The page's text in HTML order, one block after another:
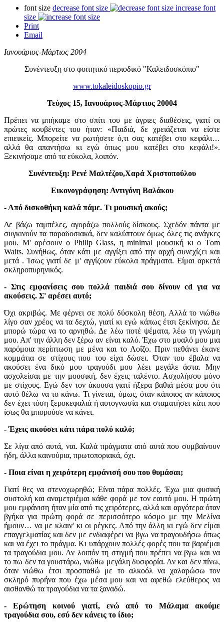
font size decrease font size
increase font
size
Print
Email
Ιανουάριος-Μάρτιος 2004
Συνέντευξη στο φοιτητικό περιοδικό "Καλειδοσκόπιο"
www.tokaleidoskopio.gr
Τεύχος 15, Ιανουάριος-Μάρτιος 20004
Πρέπει να μπήκαμε στο σπίτι του με άγριες διαθέσεις, γιατί οι
πρώτες κουβέντες του ήταν: «Παιδιά, δε χρειάζεται να είστε
επιεικείς. Μπορείτε να ρωτήσετε ό,τι σας κατέβει στο κεφάλι…
αλλά θα απαντήσω κι εγώ όπως μου κατέβει στο κεφάλι!».
Ξεκινήσαμε από τα εύκολα, λοιπόν.
Συνέντευξη: Ρενέ Μαλτέζου,Χαρά Χριστοπούλου
Εικονογράφηση: Αντιγόνη Βαλάκου
- Από δισκοθήκη καλά πάμε. Τι μουσική ακούς;
Δε βάζω ταμπέλες, αγοράζω πολλούς δίσκους. Σχεδόν πάντα με
συγκινούν τα παραδοσιακά, δεν καλύπτουν όμως όλες τις ανάγκες
μου. Μ' αρέσουν ο Philip Glass, η minimal μουσική κι ο Tοm
Waits. Συνήθως, όταν κάτι με αγγίξει από την αρχή συνεχίζει και
μετά . Ίσως γιατί δε μ' αγγίζουν εύκολα πράγματα. Είμαι αρκετά
σκληροπυρηνικός.
- Στις εμφανίσεις σου πολλά παιδιά σου δίνουν cd για να
ακούσεις. Σ' αρέσει αυτό;
Όχι ακριβώς. Με φέρνει σε πολύ δύσκολη θέση. Αλλά το νιώθω
λίγο σαν χρέος να τα δεχτώ, γιατί κι εγώ κάπως έτσι ξεκίνησα. Δε
μπορώ τώρα να το αρνηθώ. Δε λέω ποτέ ψέματα, λέω τη γνώμη
μου. Απ' την άλλη δεν ξέρω αν είναι καλό. Έχω στο μυαλό μου μια
παρόμοια περίπτωση με μένα και το Λοΐζο. Πριν πεθάνει έκανε
κομμάτια σε στίχους που του είχα δώσει. Όταν του έβαλα να
ακούσει ένα δικό μου τραγούδι μου λέει μεγάλε άστα. Μην
ασχολείσαι με την μουσική, δεν έχεις ταλέντο. Ασχολήσου μόνο
με στίχους. Εγώ δεν τον άκουσα γιατί ήξερα βαθιά μέσα μου ότι
αυτό θέλω να το κάνω. Τι γίνεται, όμως, όταν κάποιος αν κάποιος
δεν έχει τόση ξεροκεφαλιά ή αυτογνωσία και σταματήσει κάτι που
ίσως θα μπορούσε να κάνει.
- Έχεις ακούσει κάτι πάρα πολύ καλό;
Σε λίγα από αυτά, ναι. Καλά πράγματα από αυτά που συμβαίνουν
ήδη, άλλα καινούρια, πρωτοποριακά, όχι.
- Ποια είναι η χειρότερη εμφάνισή σου που θυμάσαι;
Γιατί θες να στενοχωρηθώ; Είναι πάρα πολλές. Έχω μια φυσική
συστολή και αναμετριέμαι κάθε φορά με τον εαυτό μου. Η πρώτη
μου εμφάνιση ήταν μία από τις χειρότερες, αλλά και αργότερα όταν
βγήκα για πρώτη φορά σε περισσότερο κόσμο με την Μελίνα
ήμουν… να με κλαιν' κι οι ρέγκες. Από την άλλη κι εγώ δεν είμαι
επαγγελματίας και δεν με ενδιαφέρει να βγω να τραγουδήσω όπως
και να έχει το πράγμα. Κι υπάρχουν πολλές φορές που τα βαριέμαι
τα τραγούδια μου. Αν λοιπόν τη στιγμή που πρέπει να βγω και να
το πω δεν τα γουστάρω, νιώθω μεγάλη δυσφορία. Αν και δεν πίνω,
όταν νιώθω έτσι προσπαθώ με το αλκοόλ να χαλαρώσω τον
σκληρό πυρήνα που έχω μέσα μου και να αφεθώ ελεύθερος να
αισθανθώ τα τραγούδια να τα ξαναδώ.
- Ερώτηση κοινού γιατί, ενώ από το Μάλαμα ακούμε
τραγούδια σου, εσύ δεν κάνεις το ίδιο;